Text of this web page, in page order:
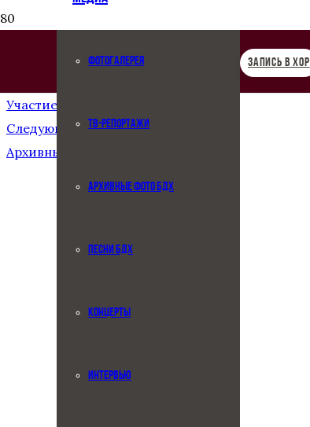
ФОТОГАЛЕРЕЯ
ТВ-РЕПОРТАЖИ
АРХИВНЫЕ ФОТО БДХ
ПЕСНИ БДХ
КОНЦЕРТЫ
ИНТЕРВЬЮ
ЗАПИСЬ В ХОР
Участие в фестивале «Алина»
Следующая запись
Архивные фото БДХ